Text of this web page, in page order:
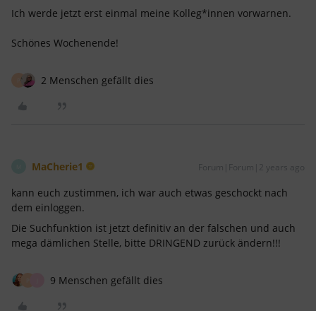
Ich werde jetzt erst einmal meine Kolleg*innen vorwarnen​​​​​​.
Schönes Wochenende!
2 Menschen gefällt dies
MaCherie1 Forum|Forum|2 years ago
kann euch zustimmen, ich war auch etwas geschockt nach
dem einloggen.
Die Suchfunktion ist jetzt definitiv an der falschen und auch
mega dämlichen Stelle, bitte DRINGEND zurück ändern!!!
9 Menschen gefällt dies